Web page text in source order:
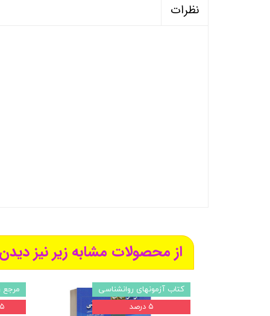
نظرات
مرجع
۵ درصد
کتاب آزمونهای روانشناسی
۵ درصد
از محصولات مشابه زیر نیز